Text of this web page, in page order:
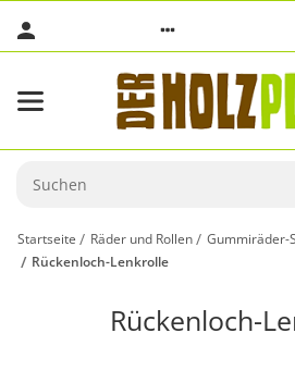
Startseite Räder und Rollen
Gummiräder-
Rückenloch-Lenkrolle
Rückenloch-